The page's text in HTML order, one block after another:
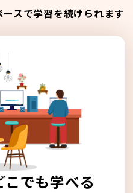
スで学習を続けられます
でも学べる